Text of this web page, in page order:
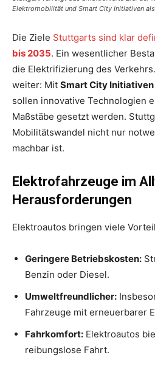
Elektromobilität und Smart City Initiativen
Die Ziele Stuttgarts sind klar
bis 2035. Ein wesentlicher
die Elektrifizierung des
weiter: Mit Smart City Initiativen
sollen innovative Technologien
Maßstäbe gesetzt werden.
Mobilitätswandel nicht nur
machbar ist.
Elektrofahrzeuge im
Herausforderungen
Elektroautos bringen viele
Geringere Betriebskosten:
Benzin oder Diesel.
Umweltfreundlicher:
Fahrzeuge mit erneuerbarer
Fahrkomfort: Elektroautos
reibungslose Fahrt.